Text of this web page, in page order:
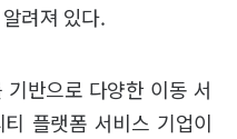
려져 있다.
반으로 다양한 이동 서
플랫폼 서비스 기업이